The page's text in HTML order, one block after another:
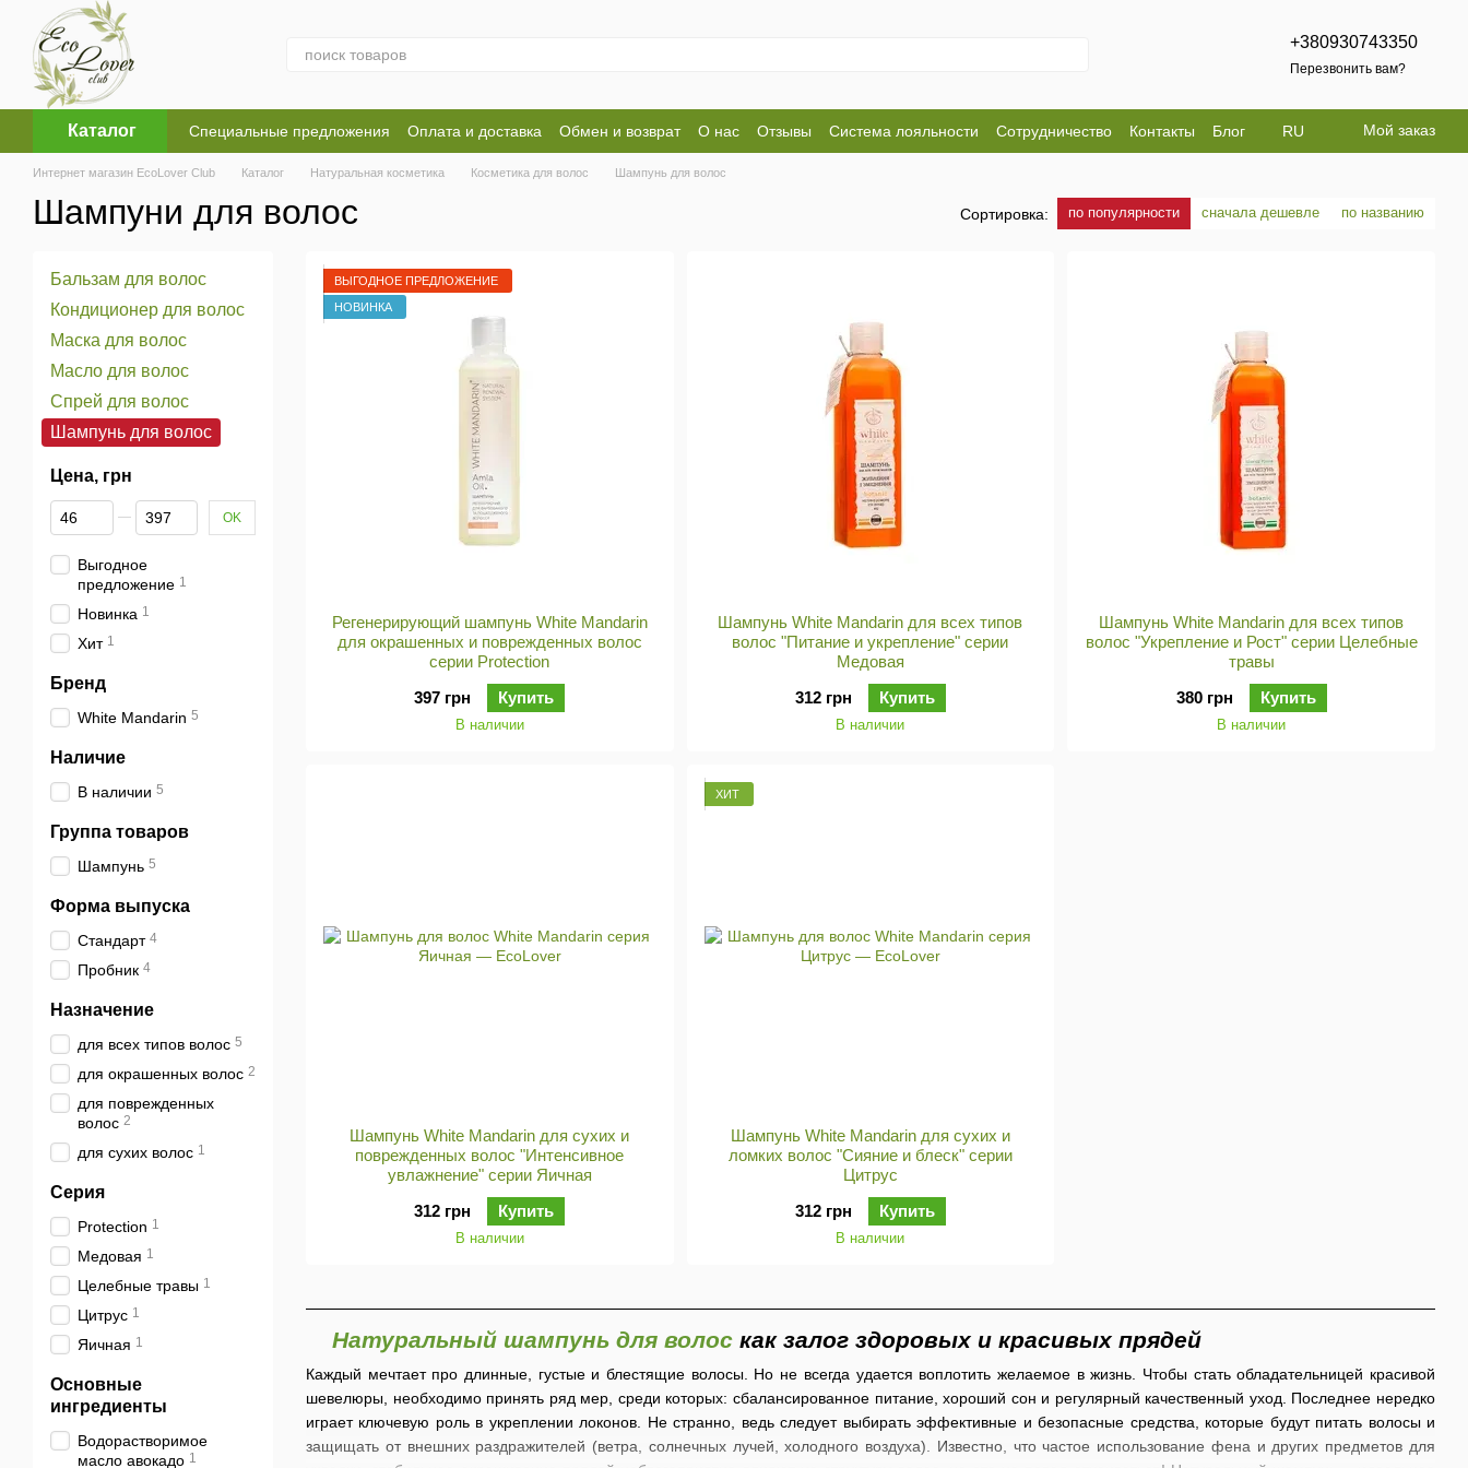
Перейти к основному контенту
+380930743350
Перезвонить вам?
Каталог Специальные предложения Оплата и доставка Обмен и возврат О нас Отзывы Система лояльности Сотрудничество Контакты
Блог
Оферта
Пользовательское соглашение
RU Мой заказ
Интернет магазин EcoLover Club Каталог Натуральная косметика Косметика для волос Шампунь для волос
Шампуни для волос Сортировка: по популярности сначала дешевле по названию
Натуральный шампунь для волос как залог здоровых и красивых прядей
Каждый мечтает про длинные, густые и блестящие волосы. Но не всегда удается воплотить желаемое в жизнь. Чтобы стать обладательницей красивой
шевелюры, необходимо принять ряд мер, среди которых: сбалансированное питание, хороший сон и регулярный качественный уход. Последнее нередко
играет ключевую роль в укреплении локонов. Не странно, ведь следует выбирать эффективные и безопасные средства, которые будут питать волосы и
защищать от внешних раздражителей (ветра, солнечных лучей, холодного воздуха). Известно, что частое использование фена и других предметов для
ВЫГОДНОЕ ПРЕДЛОЖЕНИЕ
НОВИНКА
Регенерирующий шампунь White Mandarin
для окрашенных и поврежденных волос
серии Protection
397 грн
Купить
В наличии
Шампунь White Mandarin для всех типов
волос "Питание и укрепление" серии
Медовая
312 грн
Купить
В наличии
Шампунь White Mandarin для всех типов
волос "Укрепление и Рост" серии Целебные
травы
380 грн
Купить
В наличии
Шампунь White Mandarin для сухих и
поврежденных волос "Интенсивное
увлажнение" серии Яичная
312 грн
Купить
В наличии
ХИТ
Шампунь White Mandarin для сухих и
ломких волос "Сияние и блеск" серии
Цитрус
312 грн
Купить
В наличии
Бальзам для волос
Кондиционер для волос
Маска для волос
Масло для волос
Спрей для волос
Шампунь для волос
Цена, грн
От Цена, грн
До Цена, грн OK
Выгодное
предложение 1
Новинка 1
Хит 1
Бренд
White Mandarin 5
Наличие
В наличии 5
Группа товаров
Шампунь 5
Форма выпуска
Стандарт 4
Пробник 4
Назначение
для всех типов волос 5
для окрашенных волос 2
для поврежденных
волос 2
для сухих волос 1
Серия
Protection 1
Медовая 1
Целебные травы 1
Цитрус 1
Яичная 1
Основные
ингредиенты
Водорастворимое
масло авокадо 1